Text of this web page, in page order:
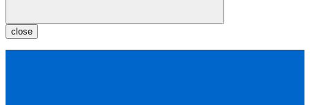
close